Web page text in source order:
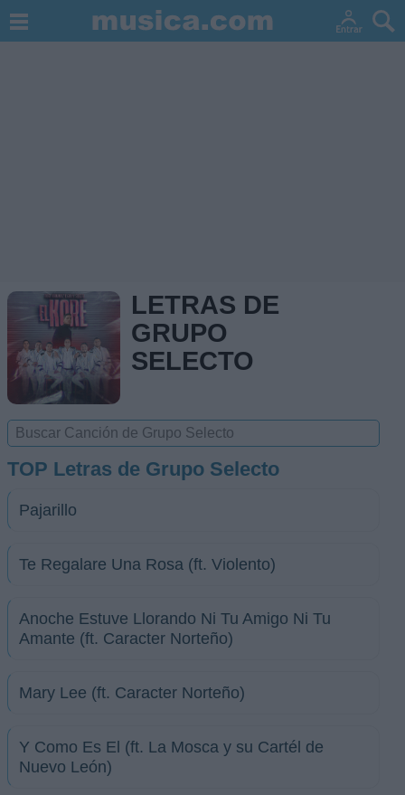
LETRAS DE
GRUPO
SELECTO
TOP Letras de Grupo Selecto
Pajarillo
Te Regalare Una Rosa (ft. Violento)
Anoche Estuve Llorando Ni Tu Amigo Ni Tu
Amante (ft. Caracter Norteño)
Mary Lee (ft. Caracter Norteño)
Y Como Es El (ft. La Mosca y su Cartél de
Nuevo León)